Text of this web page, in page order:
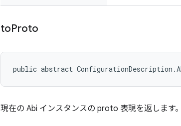
toProto
public abstract
現在の Abi インスタンスの proto 表現を返します。